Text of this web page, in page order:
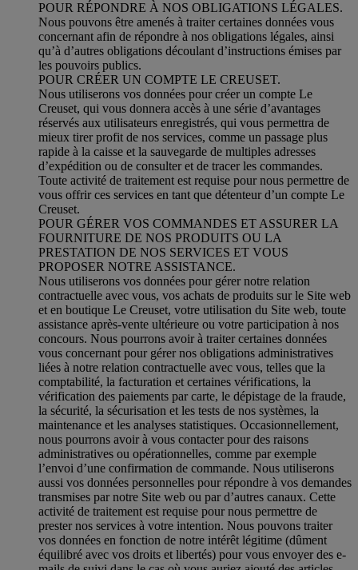
POUR RÉPONDRE À NOS OBLIGATIONS LÉGALES.
Nous pouvons être amenés à traiter certaines données vous
concernant afin de répondre à nos obligations légales, ainsi
qu’à d’autres obligations découlant d’instructions émises par
les pouvoirs publics.
POUR CRÉER UN COMPTE LE CREUSET.
Nous utiliserons vos données pour créer un compte Le
Creuset, qui vous donnera accès à une série d’avantages
réservés aux utilisateurs enregistrés, qui vous permettra de
mieux tirer profit de nos services, comme un passage plus
rapide à la caisse et la sauvegarde de multiples adresses
d’expédition ou de consulter et de tracer les commandes.
Toute activité de traitement est requise pour nous permettre de
vous offrir ces services en tant que détenteur d’un compte Le
Creuset.
POUR GÉRER VOS COMMANDES ET ASSURER LA
FOURNITURE DE NOS PRODUITS OU LA
PRESTATION DE NOS SERVICES ET VOUS
PROPOSER NOTRE ASSISTANCE.
Nous utiliserons vos données pour gérer notre relation
contractuelle avec vous, vos achats de produits sur le Site web
et en boutique Le Creuset, votre utilisation du Site web, toute
assistance après-vente ultérieure ou votre participation à nos
concours. Nous pourrons avoir à traiter certaines données
vous concernant pour gérer nos obligations administratives
liées à notre relation contractuelle avec vous, telles que la
comptabilité, la facturation et certaines vérifications, la
vérification des paiements par carte, le dépistage de la fraude,
la sécurité, la sécurisation et les tests de nos systèmes, la
maintenance et les analyses statistiques. Occasionnellement,
nous pourrons avoir à vous contacter pour des raisons
administratives ou opérationnelles, comme par exemple
l’envoi d’une confirmation de commande. Nous utiliserons
aussi vos données personnelles pour répondre à vos demandes
transmises par notre Site web ou par d’autres canaux. Cette
activité de traitement est requise pour nous permettre de
prester nos services à votre intention. Nous pouvons traiter
vos données en fonction de notre intérêt légitime (dûment
équilibré avec vos droits et libertés) pour vous envoyer des e-